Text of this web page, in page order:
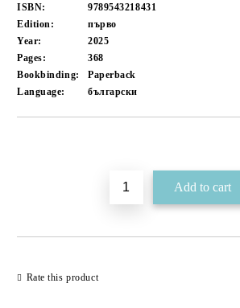
ISBN:
9789543218431
Edition:
първо
Year:
2025
Pages:
368
Bookbinding:
Paperback
Language:
български
Rate this product